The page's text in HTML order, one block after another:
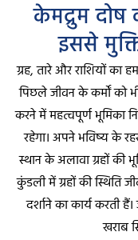
केमद्रुम
इससे
ग्रह, तारे और राशियों का
पिछले जीवन के कर्मों को
करने में महत्वपूर्ण भूमिका
रहेगा। अपने भविष्य के
स्थान के अलावा ग्रहों की
कुंडली में ग्रहों की
दर्शाने का कार्य करती
खराब